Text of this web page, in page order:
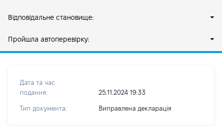
Відповідальне становище:
Пройшла автоперевірку:
Дата та час
подання:
25.11.2024 19:33
Тип документа: Виправлена декларація